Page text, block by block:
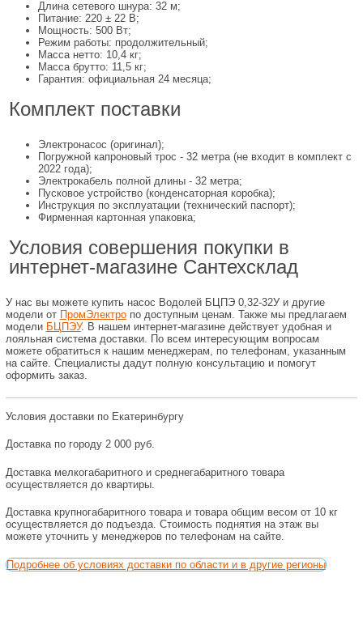
Длина сетевого шнура: 32 м;
Питание: 220 ± 22 В;
Мощность: 500 Вт;
Режим работы: продолжительный;
Масса нетто: 10,4 кг;
Масса брутто: 11,5 кг;
Гарантия: официальная 24 месяца;
Комплект поставки
Электронасос (оригинал);
Погружной капроновый трос - 32 метра (не входит в комплект с
2022 года);
Электрокабель полной длины - 32 метра;
Пусковое устройство (конденсаторная коробка);
Инструкция по эксплуатации (технический паспорт);
Фирменная картонная упаковка;
Условия совершения покупки в
интернет-магазине Сантехсклад
У нас вы можете купить насос Водолей БЦПЭ 0,32-32У и другие
модели от ПромЭлектропо доступным ценам. Также мы предлагаем
модели БЦПЭУ. В нашем интернет-магазине действует удобная и
лояльная система доставки. По всем интересующим вопросам
можете обратиться к нашим менеджерам, по телефонам, указанным
на сайте. Специалисты дадут полную консультацию и помогут
оформить заказ.
Условия доставки по Екатеринбургу
Доставка по городу 2 000 руб.
Доставка мелкогабаритного и среднегабаритного товара
осуществляется до квартиры.
Доставка крупногабаритного товара и товара общим весом от 10 кг
осуществляется до подъезда. Стоимость поднятия на этаж вы
можете уточнить у менеджеров по телефонам на сайте.
Подробнее об условиях доставки по области и в другие регионы